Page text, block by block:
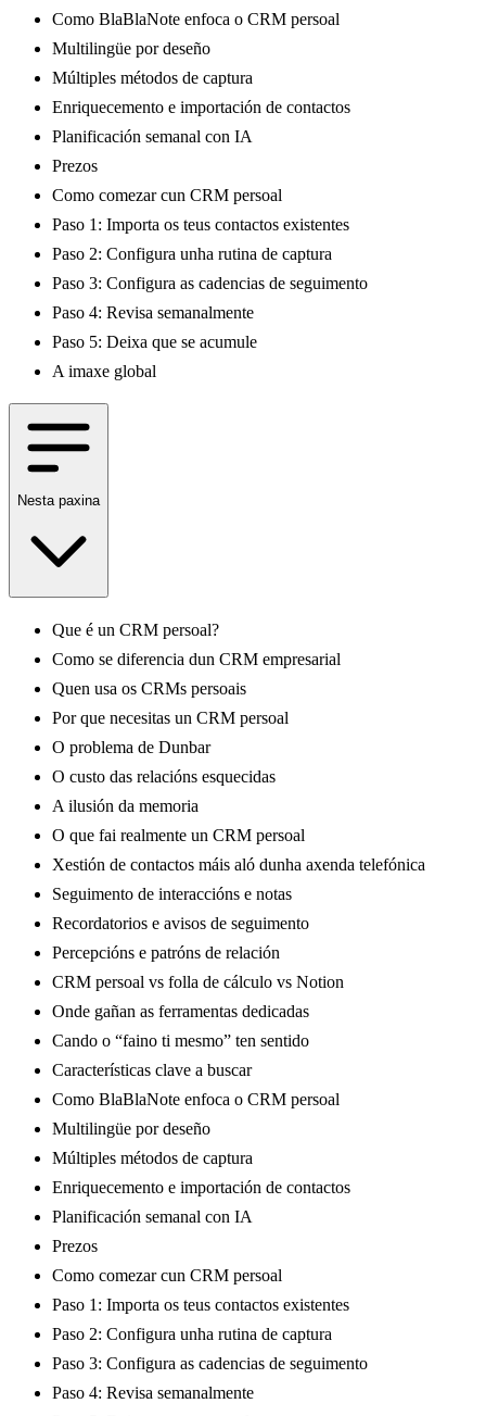
Como BlaBlaNote enfoca o CRM persoal
Multilingüe por deseño
Múltiples métodos de captura
Enriquecemento e importación de contactos
Planificación semanal con IA
Prezos
Como comezar cun CRM persoal
Paso 1: Importa os teus contactos existentes
Paso 2: Configura unha rutina de captura
Paso 3: Configura as cadencias de seguimento
Paso 4: Revisa semanalmente
Paso 5: Deixa que se acumule
A imaxe global
Nesta paxina
Que é un CRM persoal?
Como se diferencia dun CRM empresarial
Quen usa os CRMs persoais
Por que necesitas un CRM persoal
O problema de Dunbar
O custo das relacións esquecidas
A ilusión da memoria
O que fai realmente un CRM persoal
Xestión de contactos máis aló dunha axenda telefónica
Seguimento de interaccións e notas
Recordatorios e avisos de seguimento
Percepcións e patróns de relación
CRM persoal vs folla de cálculo vs Notion
Onde gañan as ferramentas dedicadas
Cando o “faino ti mesmo” ten sentido
Características clave a buscar
Como BlaBlaNote enfoca o CRM persoal
Multilingüe por deseño
Múltiples métodos de captura
Enriquecemento e importación de contactos
Planificación semanal con IA
Prezos
Como comezar cun CRM persoal
Paso 1: Importa os teus contactos existentes
Paso 2: Configura unha rutina de captura
Paso 3: Configura as cadencias de seguimento
Paso 4: Revisa semanalmente